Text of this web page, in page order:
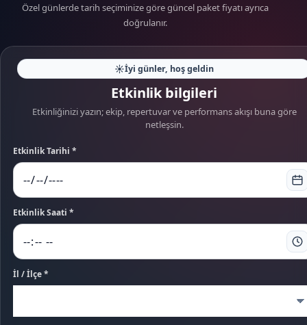
Özel günlerde tarih seçiminize göre güncel paket fiyatı ayrıca
doğrulanır.
☀️İyi günler, hoş geldin
Etkinlik bilgileri
Etkinliğinizi yazın; ekip, repertuvar ve performans akışı buna göre
netleşsin.
Etkinlik Tarihi *
Etkinlik Saati *
İl / İlçe *